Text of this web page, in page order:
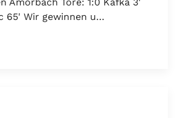
65' Wir gewinnen u…